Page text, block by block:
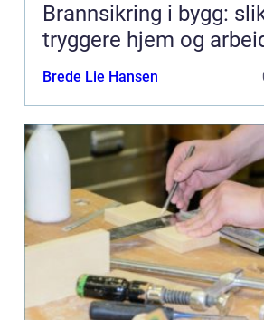
Brannsikring i bygg:
tryggere hjem og
Brede Lie Hansen